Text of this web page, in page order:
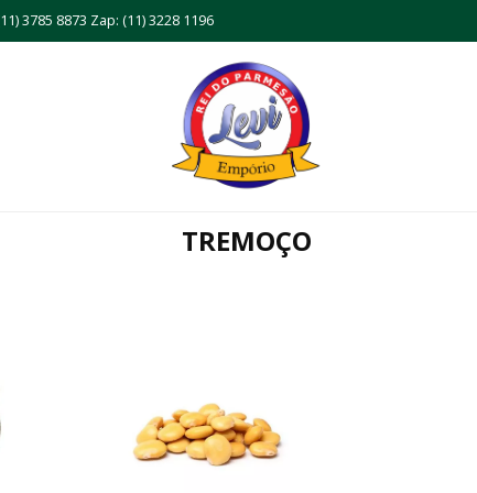
3785 8873 Zap: (11) 3228 1196
TREMOÇO